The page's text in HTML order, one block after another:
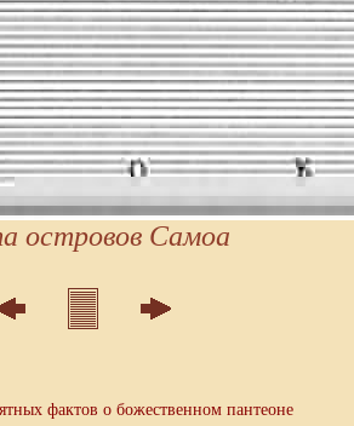
островов Самоа
фактов о божественном пантеоне